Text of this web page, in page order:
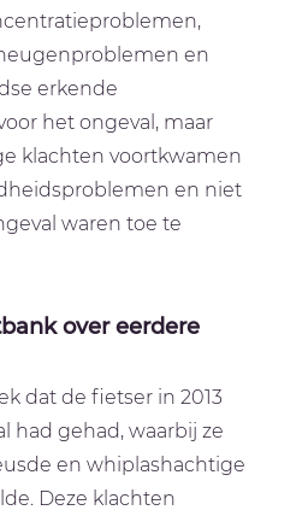
en
erkende
het ongeval, maar
klachten voortkwamen
en niet
waren toe te
over eerdere
dat de fietser in 2013
had gehad, waarbij ze
en whiplashachtige
Deze klachten